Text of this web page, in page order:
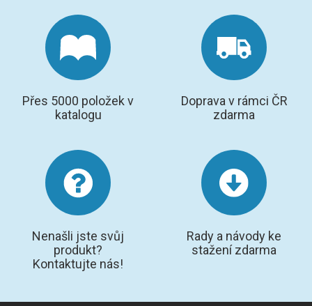
Přes 5000 položek v
katalogu
Doprava v rámci ČR
zdarma
Nenašli jste svůj
produkt?
Kontaktujte nás!
Rady a návody ke
stažení zdarma